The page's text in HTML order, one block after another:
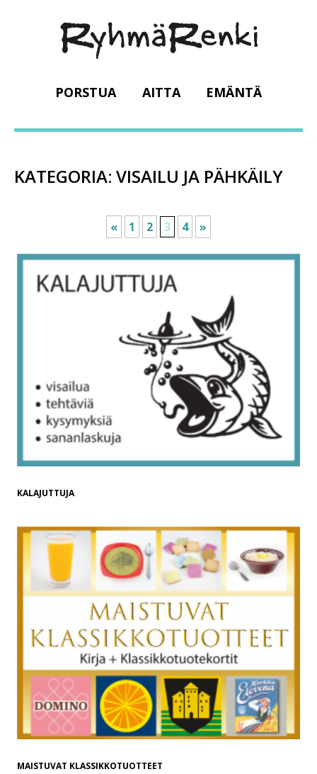
PORSTUA AITTA EMÄNTÄ
KATEGORIA: VISAILU JA PÄHKÄILY
« 1 2 3 4 »
KALAJUTTUJA
MAISTUVAT KLASSIKKOTUOTTEET